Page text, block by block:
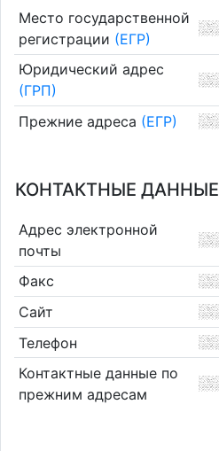
Место государственной
регистрации (ЕГР)
Юридический адрес
(ГРП)
Прежние адреса (ЕГР)
КОНТАКТНЫЕ ДАННЫЕ
Адрес электронной
почты
Факс
Сайт
Телефон
Контактные данные по
прежним адресам